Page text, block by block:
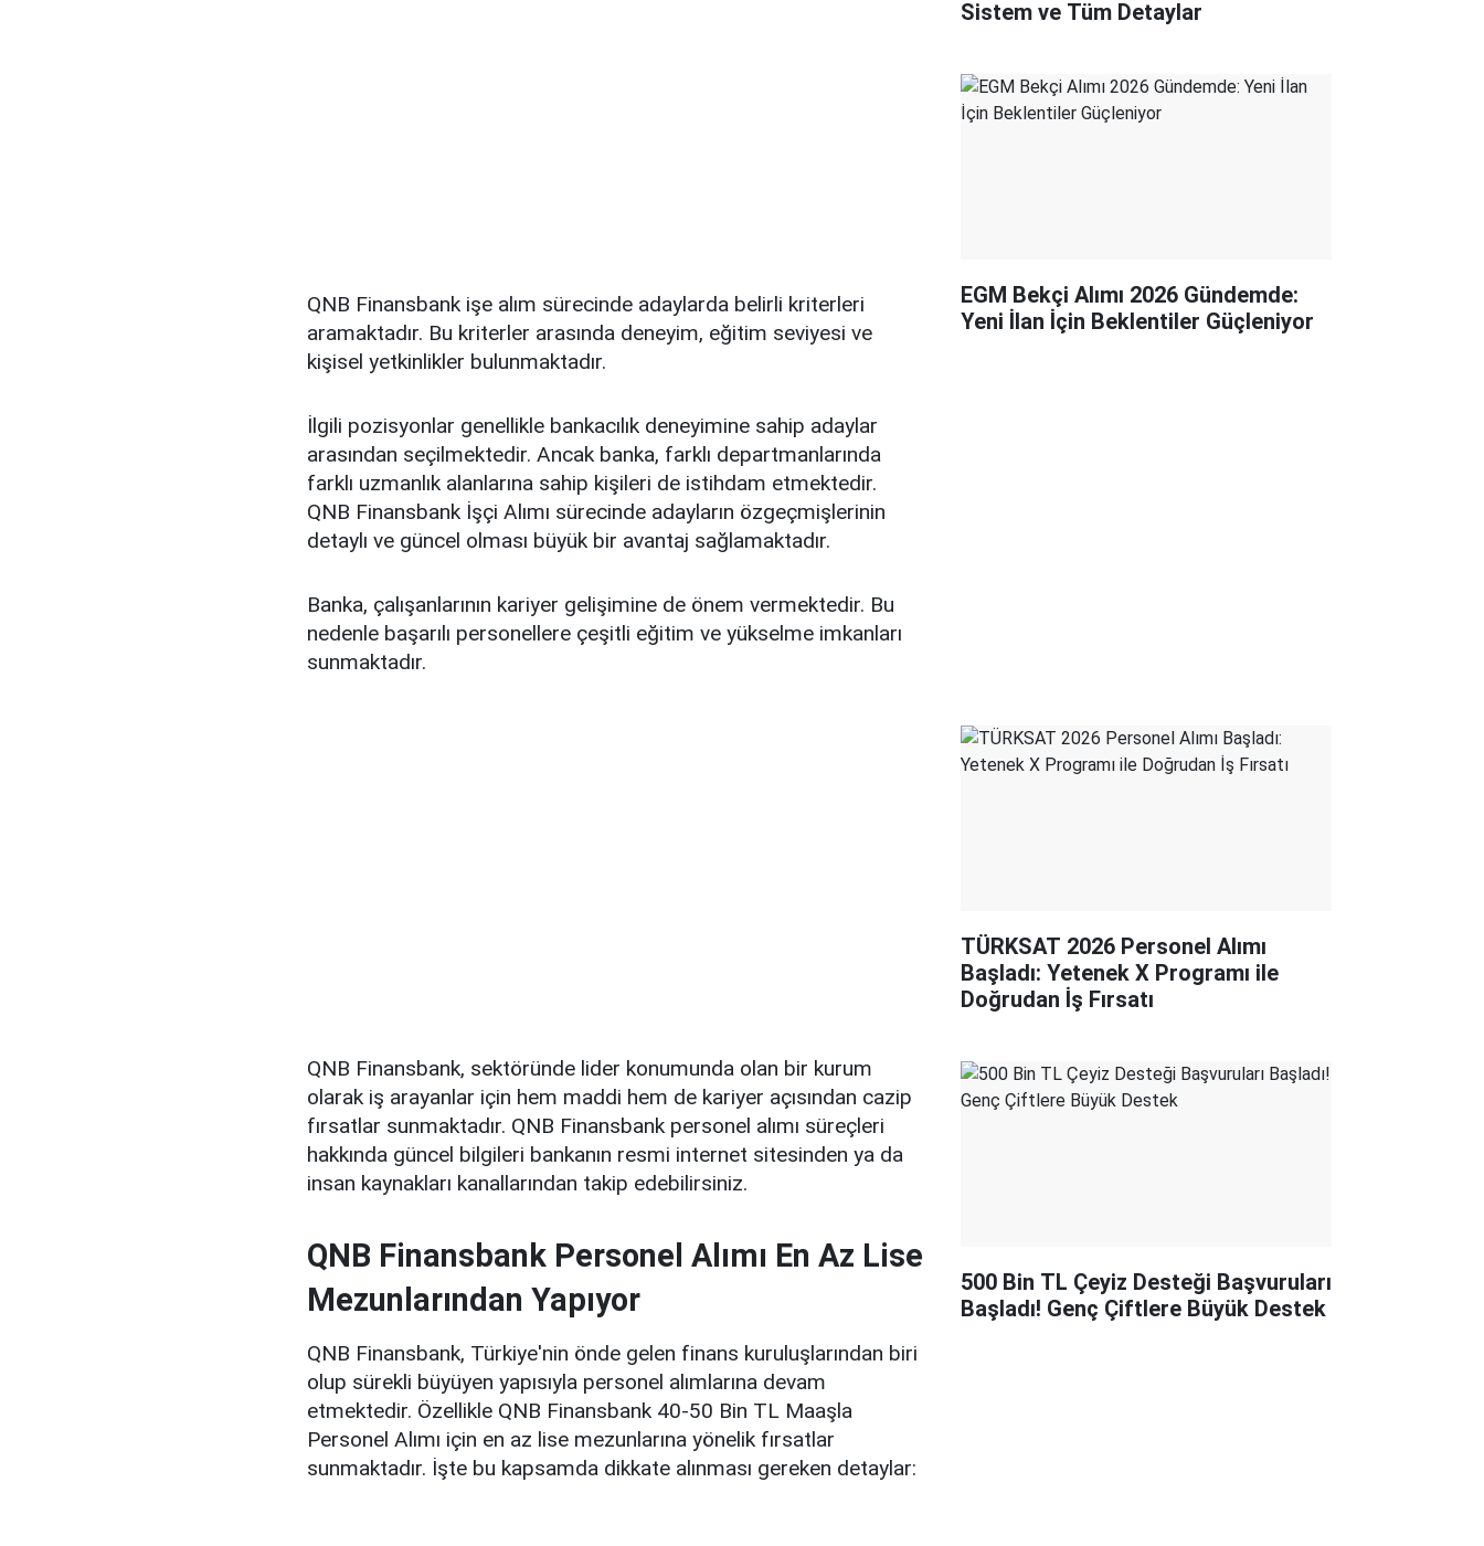
QNB Finansbank işe alım sürecinde adaylarda belirli kriterleri
aramaktadır. Bu kriterler arasında deneyim, eğitim seviyesi ve
kişisel yetkinlikler bulunmaktadır.
İlgili pozisyonlar genellikle bankacılık deneyimine sahip adaylar
arasından seçilmektedir. Ancak banka, farklı departmanlarında
farklı uzmanlık alanlarına sahip kişileri de istihdam etmektedir.
QNB Finansbank İşçi Alımı sürecinde adayların özgeçmişlerinin
detaylı ve güncel olması büyük bir avantaj sağlamaktadır.
Banka, çalışanlarının kariyer gelişimine de önem vermektedir. Bu
nedenle başarılı personellere çeşitli eğitim ve yükselme imkanları
sunmaktadır.
QNB Finansbank, sektöründe lider konumunda olan bir kurum
olarak iş arayanlar için hem maddi hem de kariyer açısından cazip
fırsatlar sunmaktadır. QNB Finansbank personel alımı süreçleri
hakkında güncel bilgileri bankanın resmi internet sitesinden ya da
insan kaynakları kanallarından takip edebilirsiniz.
QNB Finansbank Personel Alımı En Az Lise
Mezunlarından Yapıyor
QNB Finansbank, Türkiye'nin önde gelen finans kuruluşlarından biri
olup sürekli büyüyen yapısıyla personel alımlarına devam
etmektedir. Özellikle QNB Finansbank 40-50 Bin TL Maaşla
Personel Alımı için en az lise mezunlarına yönelik fırsatlar
sunmaktadır. İşte bu kapsamda dikkate alınması gereken detaylar:
Sistem ve Tüm Detaylar
EGM Bekçi Alımı 2026 Gündemde:
Yeni İlan İçin Beklentiler Güçleniyor
TÜRKSAT 2026 Personel Alımı
Başladı: Yetenek X Programı ile
Doğrudan İş Fırsatı
500 Bin TL Çeyiz Desteği Başvuruları
Başladı! Genç Çiftlere Büyük Destek